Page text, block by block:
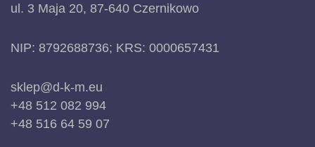
ul. 3 Maja 20, 87-640 Czernikowo
NIP: 8792688736; KRS: 0000657431
sklep@d-k-m.eu
+48 512 082 994
+48 516 64 59 07